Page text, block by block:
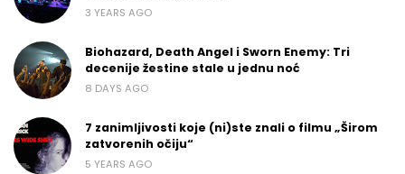
3 YEARS AGO
Biohazard, Death Angel i Sworn Enemy: Tri
decenije žestine stale u jednu noć
8 DAYS AGO
7 zanimljivosti koje (ni)ste znali o filmu „Širom
zatvorenih očiju“
5 YEARS AGO